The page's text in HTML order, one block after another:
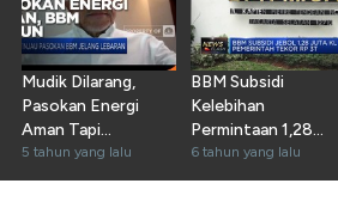
Mudik Dilarang,
Pasokan Energi
Aman Tapi
Konsumsi BBM
Turun
5 tahun yang lalu
BBM Subsidi
Kelebihan
Permintaan 1,28
Juta KL di 2019
6 tahun yang lalu